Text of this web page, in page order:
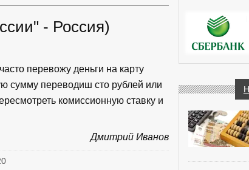
- Россия)
перевожу деньги на карту
сумму переводиш сто рублей или
комиссионную ставку и
Дмитрий Иванов